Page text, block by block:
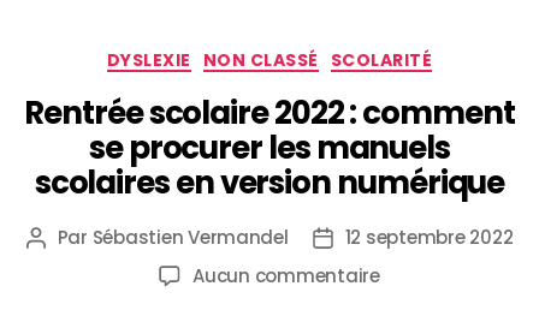
DYSLEXIE NON CLASSÉ SCOLARITÉ
Rentrée scolaire 2022 : comment
se procurer les manuels
scolaires en version numérique
Par Sébastien Vermandel
12 septembre 2022
Aucun commentaire